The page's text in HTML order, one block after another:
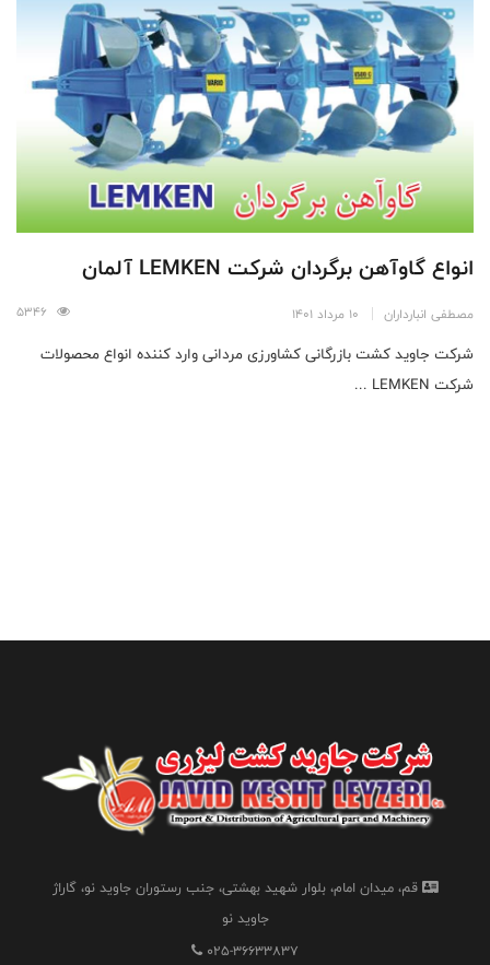
انواع گاوآهن برگردان شرکت LEMKEN آلمان
مصطفی انبارداران 10 مرداد 1401
شرکت جاوید کشت بازرگانی کشاورزی مردانی وارد کننده انواع محصولات
شرکت LEMKEN ...
قم، میدان امام، بلوار شهید بهشتی، جنب رستوران جاوید نو، گاراژ
جاوید نو
025-36633837